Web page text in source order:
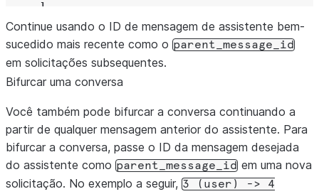
]
}
],
}
Continue usando o ID de mensagem de assistente bem-
sucedido mais recente como o parent_message_id
em solicitações subsequentes.
Bifurcar uma conversa
Você também pode bifurcar a conversa continuando a
partir de qualquer mensagem anterior do assistente. Para
bifurcar a conversa, passe o ID da mensagem desejada
do assistente como parent_message_id em uma nova
solicitação. No exemplo a seguir, 3 (user) ->
4